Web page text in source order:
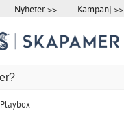
Nyheter >> Kampanj >>
Playbox